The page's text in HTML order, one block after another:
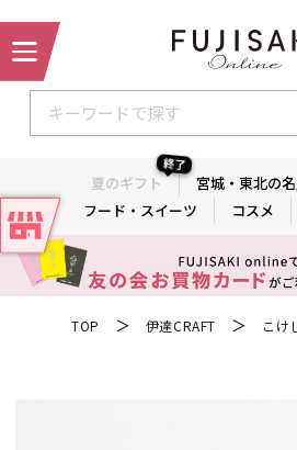
夏のギフト
終了
宮城・東北の
フード・スイーツ
コスメ
TOP ＞ 伊達CRAFT ＞ こけ